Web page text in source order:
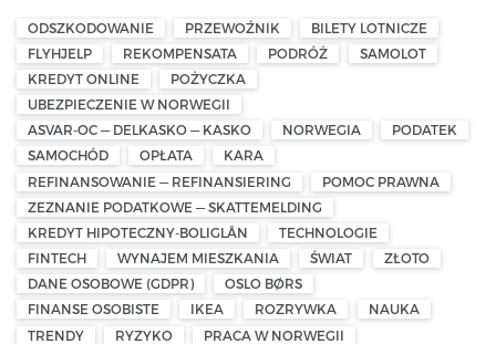
ODSZKODOWANIE PRZEWOŹNIK
BILETY LOTNICZE
FLYHJELP
REKOMPENSATA PODRÓŻ
SAMOLOT
KREDYT ONLINE
POŻYCZKA
UBEZPIECZENIE W NORWEGII
ASVAR-OC — DELKASKO — KASKO
NORWEGIA
PODATEK
SAMOCHÓD
OPŁATA
KARA
REFINANSOWANIE — REFINANSIERING
POMOC PRAWNA
ZEZNANIE PODATKOWE — SKATTEMELDING
KREDYT HIPOTECZNY-BOLIGLÅN
TECHNOLOGIE
FINTECH
WYNAJEM MIESZKANIA ŚWIAT
ZŁOTO
DANE OSOBOWE (GDPR)
OSLO BØRS
FINANSE OSOBISTE
IKEA ROZRYWKA
NAUKA
TRENDY
RYZYKO
PRACA W NORWEGII